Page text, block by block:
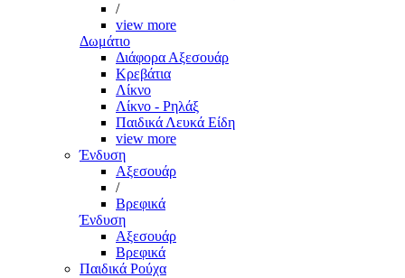
/
view more
Δωμάτιο
Διάφορα Αξεσουάρ
Κρεβάτια
Λίκνο
Λίκνο - Ρηλάξ
Παιδικά Λευκά Είδη
view more
Ένδυση
Αξεσουάρ
/
Βρεφικά
Ένδυση
Αξεσουάρ
Βρεφικά
Παιδικά Ρούχα